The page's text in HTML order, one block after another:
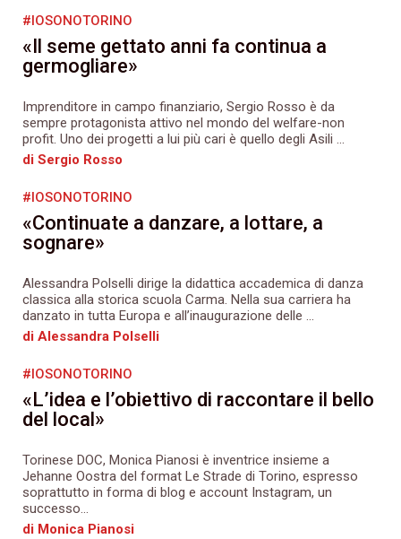
#IOSONOTORINO
«Il seme gettato anni fa continua a
germogliare»
Imprenditore in campo finanziario, Sergio Rosso è da
sempre protagonista attivo nel mondo del welfare-non
profit. Uno dei progetti a lui più cari è quello degli Asili ...
di Sergio Rosso
#IOSONOTORINO
«Continuate a danzare, a lottare, a
sognare»
Alessandra Polselli dirige la didattica accademica di danza
classica alla storica scuola Carma. Nella sua carriera ha
danzato in tutta Europa e all’inaugurazione delle ...
di Alessandra Polselli
#IOSONOTORINO
«L’idea e l’obiettivo di raccontare il bello
del local»
Torinese DOC, Monica Pianosi è inventrice insieme a
Jehanne Oostra del format Le Strade di Torino, espresso
soprattutto in forma di blog e account Instagram, un
successo...
di Monica Pianosi